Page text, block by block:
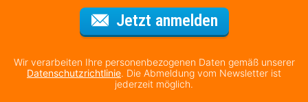
Jetzt anmeldenFür den
Wir verarbeiten Ihre personenbezogenen Daten gemäß unserer
Datenschutzrichtlinie. Die Abmeldung vom Newsletter ist
jederzeit möglich.